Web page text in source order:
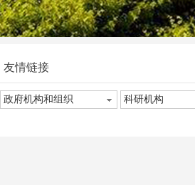
友情链接
政府机构和组织 科研机构